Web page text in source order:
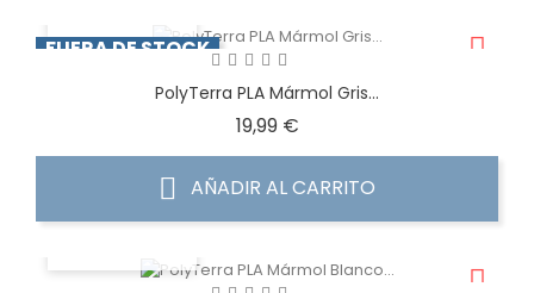
FUERA DE STOCK
PolyTerra PLA Mármol Gris...
19,99 €Precio
AÑADIR AL CARRITO